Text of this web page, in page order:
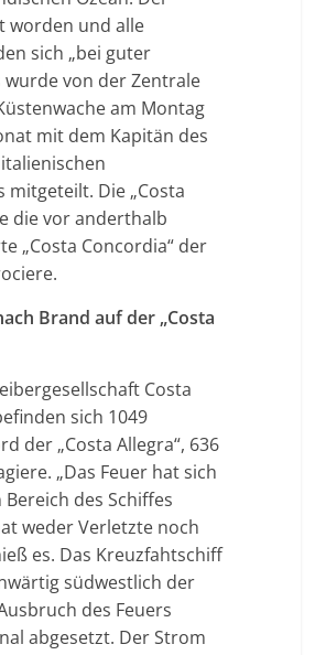
worden und alle
sich „bei guter
wurde von der Zentrale
am Montag
mit dem Kapitän des
Die „Costa
die vor anderthalb
„Costa Concordia“ der
Brand auf der „Costa
Costa
sich 1049
der „Costa Allegra“, 636
„Das Feuer hat sich
des Schiffes
weder Verletzte noch
es. Das Kreuzfahtschiff
südwestlich der
des Feuers
abgesetzt. Der Strom